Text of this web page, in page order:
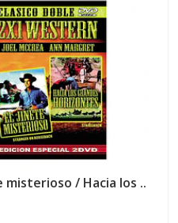
misterioso / Hacia los ..